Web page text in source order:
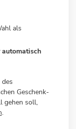
als
automatisch
Geschenk-
gehen soll,
.